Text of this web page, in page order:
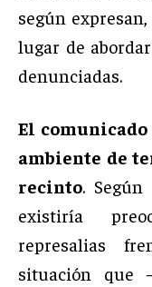
según
lugar de
denunciadas.
El
ambiente de
recinto. Según
existiría
represalias
situación que